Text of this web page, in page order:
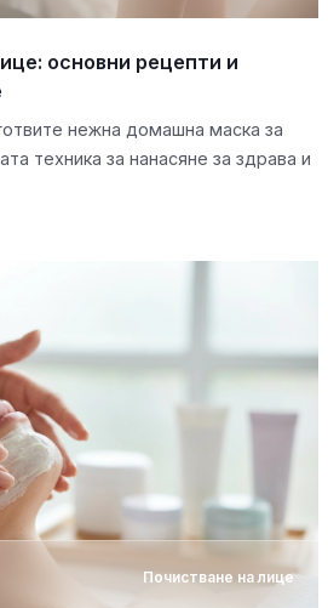
основни рецепти и
нежна домашна маска за
техника за нанасяне за здрава и
Почистване на лице